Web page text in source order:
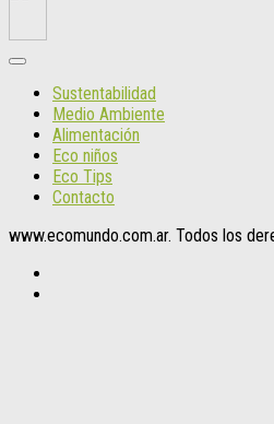
Sustentabilidad
Medio Ambiente
Alimentación
Eco niños
Eco Tips
Contacto
www.ecomundo.com.ar. Todos los